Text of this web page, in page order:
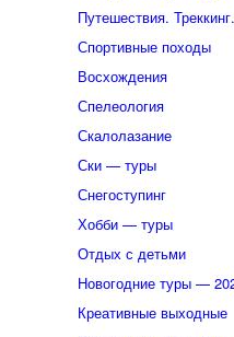
Путешествия.
Спортивные походы
Восхождения
Спелеология
Скалолазание
Ски — туры
Снегоступинг
Хобби — туры
Отдых с детьми
Новогодние туры —
Креативные выходные